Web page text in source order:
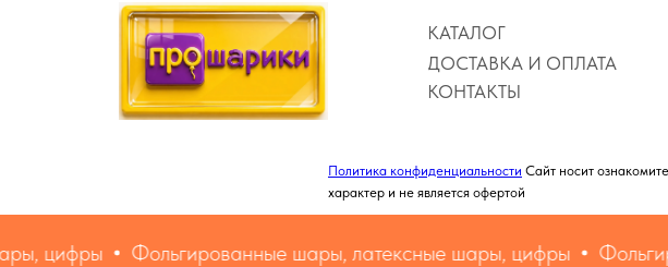
КАТАЛОГ
ДОСТАВКА И ОПЛАТА
КОНТАКТЫ
Политика конфиденциальности Сайт носит
характер и не является офертой
цифры Фольгированные шары, латексные шары, цифры